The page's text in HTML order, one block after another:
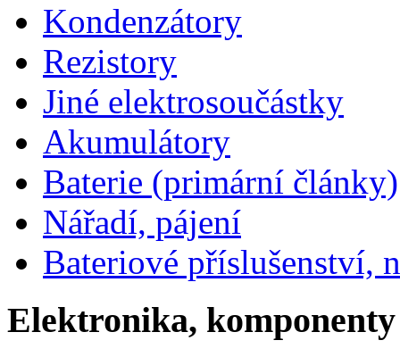
Kondenzátory
Rezistory
Jiné elektrosoučástky
Akumulátory
Baterie (primární články)
Nářadí, pájení
Bateriové příslušenství,
Elektronika, komponenty